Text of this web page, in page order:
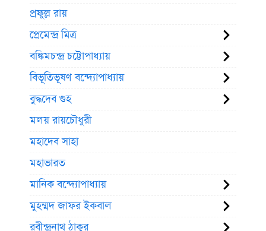
প্রফুল্ল রায়
প্রেমেন্দ্র মিত্র
বঙ্কিমচন্দ্র চট্টোপাধ্যায়
বিভূতিভূষণ বন্দ্যোপাধ্যায়
বুদ্ধদেব গুহ
মলয় রায়চৌধুরী
মহাদেব সাহা
মহাভারত
মানিক বন্দ্যোপাধ্যায়
মুহম্মদ জাফর ইকবাল
রবীন্দ্রনাথ ঠাকুর